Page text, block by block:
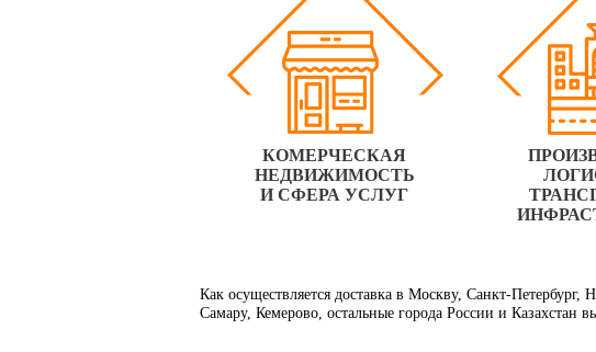
КОМЕРЧЕСКАЯ
НЕДВИЖИМОСТЬ
И СФЕРА УСЛУГ
Как осуществляется доставка в Москву, Санкт-
Самару, Кемерово, остальные города России и Казахстан